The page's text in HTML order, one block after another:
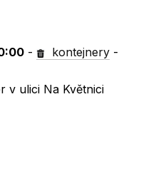
- kontejnery -
v ulici Na Květnici